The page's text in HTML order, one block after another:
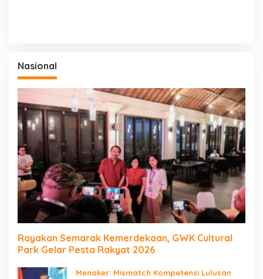
Nasional
Rayakan Semarak Kemerdekaan, GWK Cultural
Park Gelar Pesta Rakyat 2026
Menaker: Mismatch Kompetensi Lulusan